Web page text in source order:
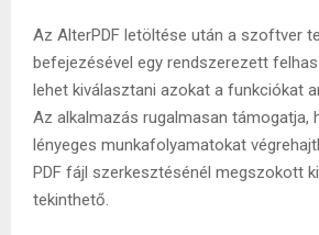
Az AlterPDF letöltése után a szoftver
befejezésével egy rendszerezett
lehet kiválasztani azokat a funkciókat
Az alkalmazás rugalmasan támogatja,
lényeges munkafolyamatokat
PDF fájl szerkesztésénél megszokott
tekinthető.